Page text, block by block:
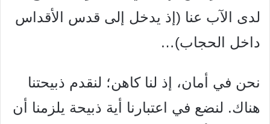
لدى الآب عنا (إذ يدخل إلى قدس الأقداس
داخل الحجاب)…
نحن في أمان، إذ لنا كاهن؛ لنقدم ذبيحتنا
هناك. لنضع في اعتبارنا أية ذبيحة يلزمنا أن